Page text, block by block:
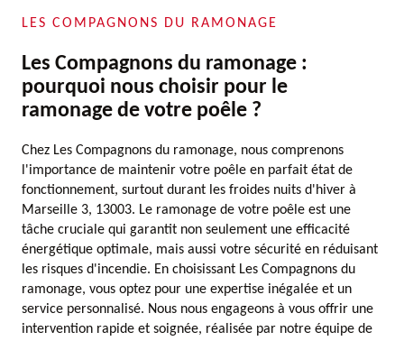
LES COMPAGNONS DU RAMONAGE
Les Compagnons du ramonage :
pourquoi nous choisir pour le
ramonage de votre poêle ?
Chez Les Compagnons du ramonage, nous comprenons
l'importance de maintenir votre poêle en parfait état de
fonctionnement, surtout durant les froides nuits d'hiver à
Marseille 3, 13003. Le ramonage de votre poêle est une
tâche cruciale qui garantit non seulement une efficacité
énergétique optimale, mais aussi votre sécurité en réduisant
les risques d'incendie. En choisissant Les Compagnons du
ramonage, vous optez pour une expertise inégalée et un
service personnalisé. Nous nous engageons à vous offrir une
intervention rapide et soignée, réalisée par notre équipe de